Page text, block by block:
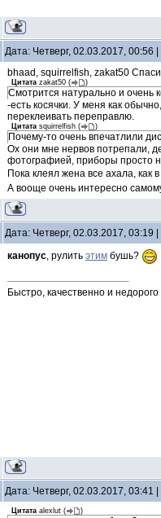
Дата: Четверг, 02.03.2017, 00:56
bhaad, squirrelfish, zakat50
Цитата zakat50 ( )
Смотрится натурально и очень
-есть косячки. У меня как
переклеивать переправлю.
Цитата squirrelfish ( )
Почему-то очень впечатлили
Ох они мне нервов потрепали,
фотографией, приборы просто
Пока клеял жена все ахала, как
А вооще очень интересно
Дата: Четверг, 02.03.2017, 03:19
канопус, рулить этим бушь?
Быстро, качественно и
Дата: Четверг, 02.03.2017, 03:41
Цитата alexlut ( )